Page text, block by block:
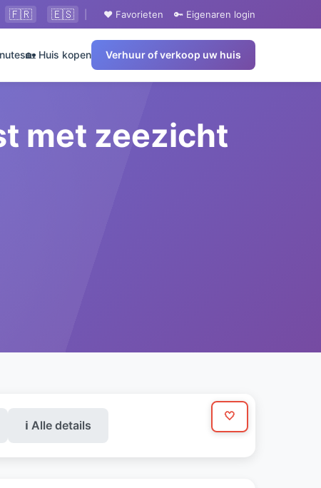
🇫🇷 🇪🇸 ❤️ Favorieten 🔑 Eigenaren login
🏡 Huis kopen Verhuur of verkoop uw huis
met zeezicht
ℹ️ Alle details
🤍